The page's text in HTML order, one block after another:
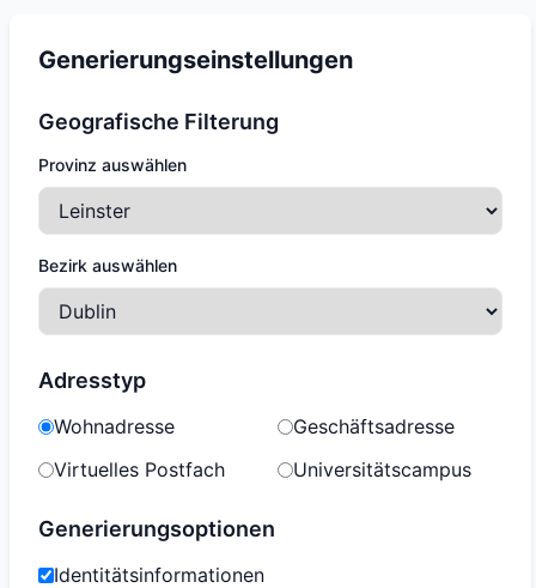
Generierungseinstellungen
Geografische Filterung
Provinz auswählen
Bezirk auswählen
Adresstyp
Wohnadresse
Geschäftsadresse
Virtuelles Postfach
Universitätscampus
Generierungsoptionen
Identitätsinformationen